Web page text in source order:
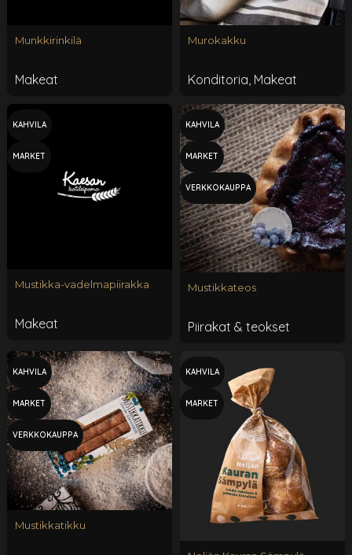
Munkkirinkilä
Makeat
Murokakku
Konditoria Makeat
KAHVILA
MARKET
Mustikka-vadelmapiirakka
Makeat
KAHVILA
MARKET
VERKKOKAUPPA
Mustikkateos
Piirakat & teokset
KAHVILA
MARKET
VERKKOKAUPPA
Mustikkatikku
KAHVILA
MARKET